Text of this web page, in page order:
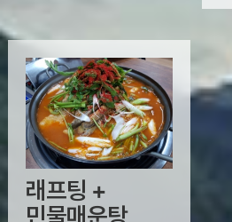
래프팅 +
민물매운탕